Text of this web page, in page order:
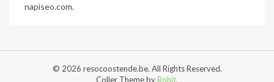
napiseo.com.
© 2026 resocoostende.be. All Rights Reserved.
Coller Theme byRohit.